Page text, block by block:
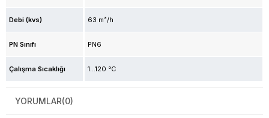
Debi (kvs) 63 m³/h
PN Sınıfı PN6
Çalışma Sıcaklığı 1...120 °C
YORUMLAR(0)